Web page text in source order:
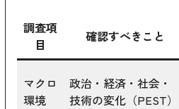
調査項
目
確認すべきこと
マクロ
環境
政治・経済・社会・
技術の変化（PEST）